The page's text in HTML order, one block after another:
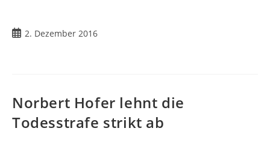
2. Dezember 2016
Norbert Hofer lehnt die
Todesstrafe strikt ab